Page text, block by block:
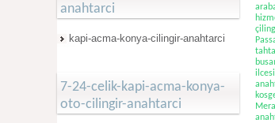
anahtarci
kapi-acma-konya-cilingir-anahtarci
7-24-celik-kapi-acma-konya-
oto-cilingir-anahtarci